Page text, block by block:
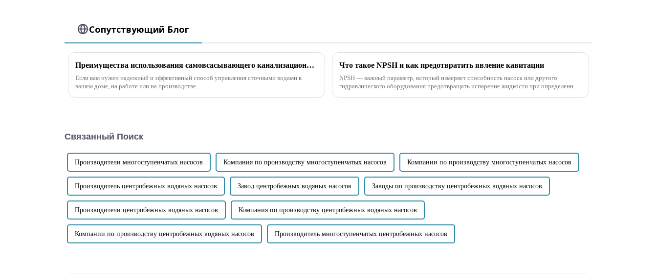
Сопутствующий Блог
Преимущества использования самовсасывающего канализационного насоса
Если вам нужен надежный и эффективный способ управления сточными водами в
вашем доме, на работе или на производстве...
Что такое NPSH и как предотвратить явление кавитации
NPSH — важный параметр, который измеряет способность насоса или другого
гидравлического оборудования предотвращать испарение жидкости при определенных
Связанный Поиск
Производители многоступенчатых насосов Компания по производству многоступенчатых насосов Компании по производству многоступенчатых насосов
Производитель центробежных водяных насосов Завод центробежных водяных насосов Заводы по производству центробежных водяных насосов
Производители центробежных водяных насосов Компания по производству центробежных водяных насосов
Компании по производству центробежных водяных насосов Производитель многоступенчатых центробежных насосов